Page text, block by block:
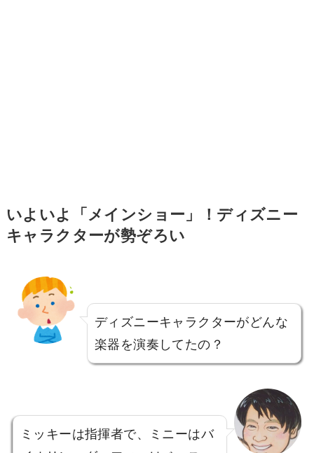
いよいよ「メインショー」！ディズニー
キャラクターが勢ぞろい
ディズニーキャラクターがどんな
楽器を演奏してたの？
ミッキーは指揮者で、ミニーはバ